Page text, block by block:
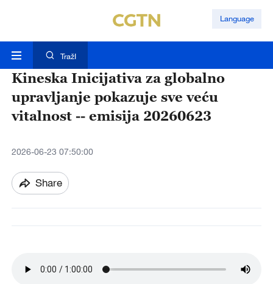
Language
TražI
Kineska Inicijativa za globalno
upravljanje pokazuje sve veću
vitalnost -- emisija 20260623
2026-06-23 07:50:00
Share